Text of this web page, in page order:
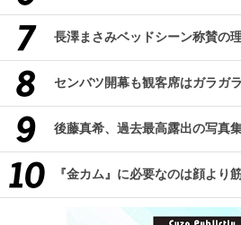
長澤まさみベッドシーン称賛の
センバツ開幕も観客席はガラガ
後藤真希、過去最高露出の写真
『金カム』に必要なのは顔より